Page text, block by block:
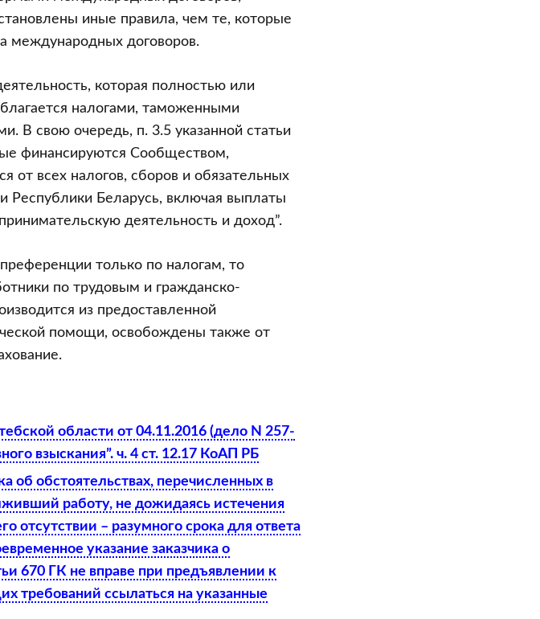
иные правила, чем те, которые
международных договоров.
которая полностью или
налогами, таможенными
В свою очередь, п. 3.5 указанной статьи
финансируются Сообществом,
от всех налогов, сборов и обязательных
Республики Беларусь, включая выплаты
деятельность и доход”.
только по налогам, то
по трудовым и гражданско-
из предоставленной
помощи, освобождены также от
области от 04.11.2016 (дело N 257-
взыскания”. ч. 4 ст. 12.17 КоАП РБ
об обстоятельствах, перечисленных в
работу, не дожидаясь истечения
отсутствии – разумного срока для ответа
указание заказчика о
670 ГК не вправе при предъявлении к
требований ссылаться на указанные